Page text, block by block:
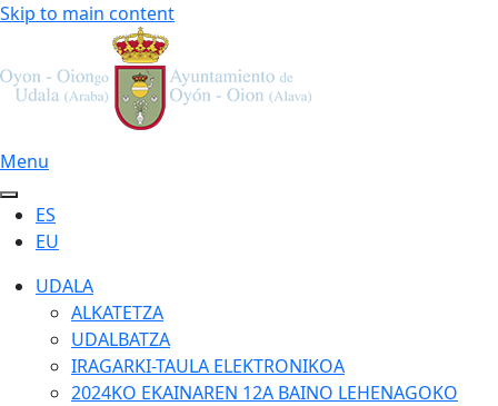
Skip to main content
Menu
ES
EU
UDALA
ALKATETZA
UDALBATZA
IRAGARKI-TAULA ELEKTRONIKOA
2024KO EKAINAREN 12A BAINO LEHENAGOKO